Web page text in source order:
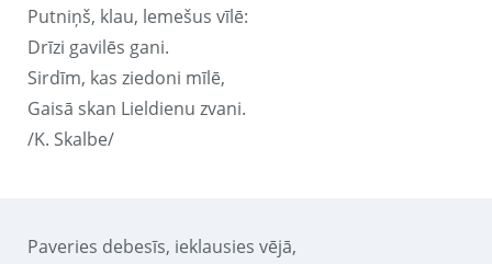
Putniņš, klau, lemešus vīlē:
Drīzi gavilēs gani.
Sirdīm, kas ziedoni mīlē,
Gaisā skan Lieldienu zvani.
/K. Skalbe/
Paveries debesīs, ieklausies vējā,